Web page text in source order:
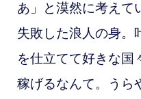
あ」と漠然に考えて
失敗した浪人の身。
を仕立てて好きな国
稼げるなんて。うら